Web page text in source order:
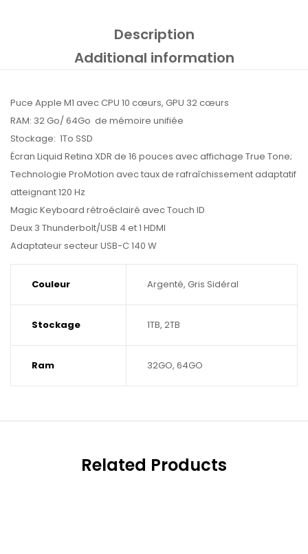
Description
Additional information
Puce Apple M1 avec CPU 10 cœurs, GPU 32 cœurs
RAM: 32 Go/ 64Go de mémoire unifiée
Stockage: 1To SSD
Écran Liquid Retina XDR de 16 pouces avec affichage True Tone;
Technologie ProMotion avec taux de rafraîchissement adaptatif
atteignant 120 Hz
Magic Keyboard rétroéclairé avec Touch ID
Deux 3 Thunderbolt/USB 4 et 1 HDMI
Adaptateur secteur USB-C 140 W
Couleur Argenté, Gris Sidéral
Stockage 1TB, 2TB
Ram 32GO, 64GO
Related Products